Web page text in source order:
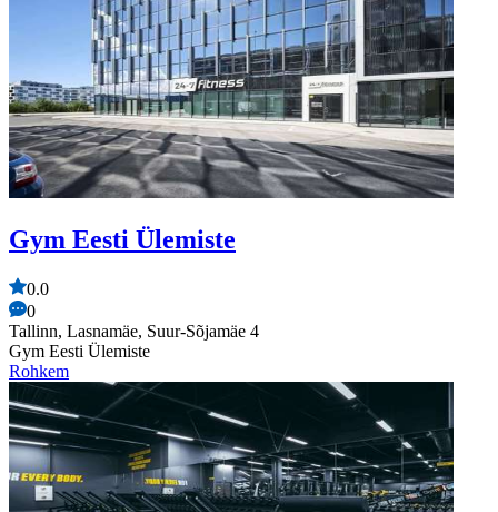
Gym Eesti Ülemiste
0.0
0
Tallinn, Lasnamäe, Suur-Sõjamäe 4
Gym Eesti Ülemiste
Rohkem